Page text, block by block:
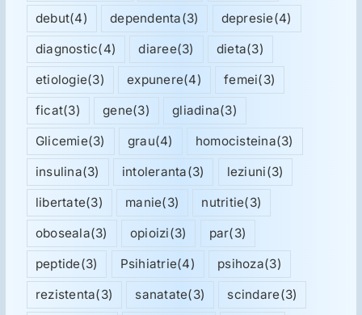
debut(4) dependenta(3) depresie(4)
diagnostic(4) diaree(3) dieta(3)
etiologie(3) expunere(4) femei(3)
ficat(3) gene(3) gliadina(3)
Glicemie(3) grau(4) homocisteina(3)
insulina(3) intoleranta(3) leziuni(3)
libertate(3) manie(3) nutritie(3)
oboseala(3) opioizi(3) par(3)
peptide(3) Psihiatrie(4) psihoza(3)
rezistenta(3) sanatate(3) scindare(3)